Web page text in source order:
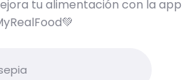
tu alimentación con la app